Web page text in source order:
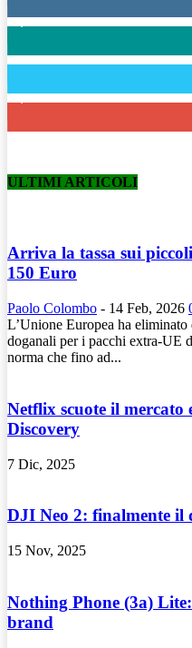
ULTIMI ARTICOLI
Arriva la tassa sui
150 Euro
Paolo Colombo - 14 Feb, 2026
L’Unione Europea ha
doganali per i pacchi extra-UE
norma che fino ad...
Netflix scuote il mercato
Discovery
7 Dic, 2025
DJI Neo 2: finalmente il
15 Nov, 2025
Nothing Phone (3a)
brand